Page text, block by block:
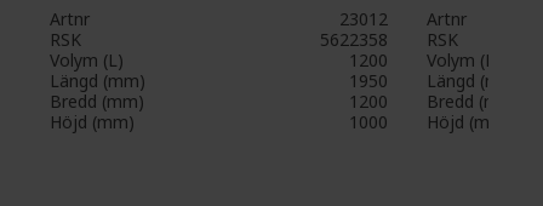
Artnr
23012
RSK
5622358
Volym (L)
1200
Längd (mm)
1950
Bredd (mm)
1200
Höjd (mm)
1000
Artnr
RSK
Volym (L)
Längd (mm)
Bredd (mm)
Höjd (mm)